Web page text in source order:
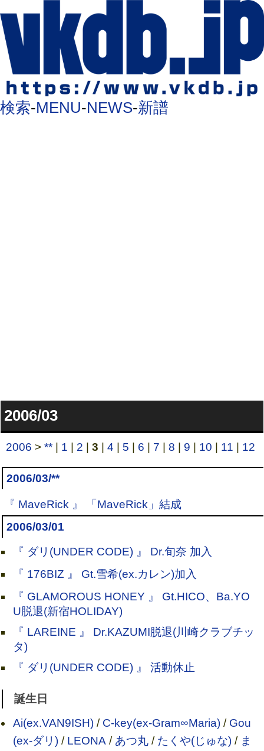
検索-MENU-NEWS-新譜
2006/03
2006 >** 1 2 |3 |4 5 6 7 |8 9 10 11 12
2006/03/**
『 MaveRick 』 「MaveRick」結成
2006/03/01
『 ダリ(UNDER CODE) 』 Dr.旬奈 加入
『 176BIZ 』 Gt.雪希(ex.カレン)加入
『 GLAMOROUS HONEY 』 Gt.HICO、Ba.YO
U脱退(新宿HOLIDAY)
『 LAREINE 』 Dr.KAZUMI脱退(川崎クラブチッ
タ)
『 ダリ(UNDER CODE) 』 活動休止
誕生日
Ai(ex.VAN9ISH)/ C-key(ex-Gram∞Maria)/ Gou
(ex-ダリ)/ LEONA / あつ丸/ たくや(じゅな)/ ま